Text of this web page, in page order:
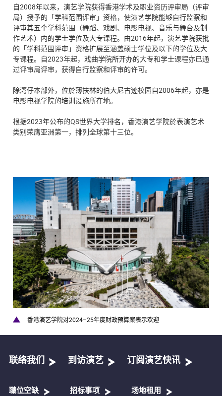
自2008年以来，演艺学院获得香港学术及职业资历评审局（评审
局）授予的「学科范围评审」资格，使演艺学院能够自行监察和
评审其五个学科范围（舞蹈、戏剧、电影电视、音乐与舞台及制
作艺术）内的学士学位及大专课程。由2016年起，演艺学院获批
的「学科范围评审」资格扩展至涵盖硕士学位及以下的学位及大
专课程。自2023年起，戏曲学院所开办的大专和学士课程亦已通
过评审局评审，获得自行监察和评审的许可。
除湾仔本部外，位於薄扶林的伯大尼古迹校园自2006年起，亦是
电影电视学院的培训设施所在地。
根据2023年公布的QS世界大学排名，香港演艺学院於表演艺术
类别荣膺亚洲第一，排列全球第十三位。
香港演艺学院对2024–25年度财政预算案表示欢迎
联络我们 到访演艺 订阅演艺快讯
職位空缺 招标事项 场地租用